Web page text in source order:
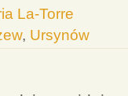
La-Torre
, Ursynów